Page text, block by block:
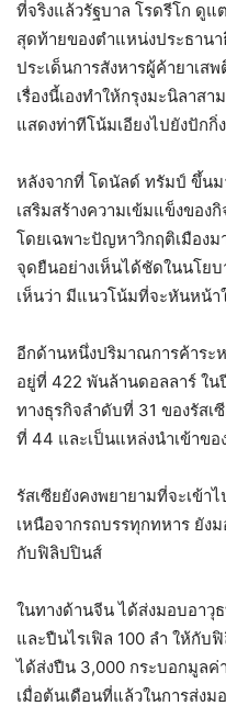
ที่จริงแล้วรัฐบาล โรดรีโก ดู
สุดท้ายของตำแหน่งประธานา
ประเด็นการสังหารผู้ค้ายาเ
เรื่องนี้เองทำให้กรุงมะนิลาส
แสดงท่าทีโน้มเอียงไปยังปักกิ่
หลังจากที่ โดนัลด์ ทรัมป์ ขึ้นม
เสริมสร้างความเข้มแข็งของ
โดยเฉพาะปัญหาวิกฤติเมืองม
จุดยืนอย่างเห็นได้ชัดในนโยบ
เห็นว่า มีแนวโน้มที่จะหันหน้
อีกด้านหนึ่งปริมาณการค้าระ
อยู่ที่ 422 พันล้านดอลลาร์ ใ
ทางธุรกิจลำดับที่ 31 ของรัสเ
ที่ 44 และเป็นแหล่งนำเข้าข
รัสเซียยังคงพยายามที่จะเข้
เหนือจากรถบรรทุกทหาร ยัง
กับฟิลิปปินส์
ในทางด้านจีน ได้ส่งมอบอาวุ
และปืนไรเฟิล 100 ลำ ให้กั
ได้ส่งปืน 3,000 กระบอกมูล
เมื่อต้นเดือนที่แล้วในการส่งม